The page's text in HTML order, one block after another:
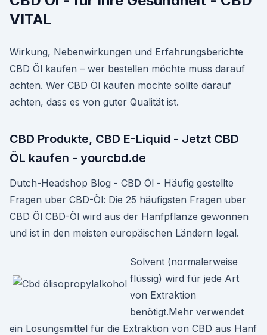
VITAL
Wirkung, Nebenwirkungen und Erfahrungsberichte
CBD Öl kaufen – wer bestellen möchte muss darauf
achten. Wer CBD Öl kaufen möchte sollte darauf
achten, dass es von guter Qualität ist.
CBD Produkte, CBD E-Liquid - Jetzt CBD
ÖL kaufen - yourcbd.de
Dutch-Headshop Blog - CBD Öl - Häufig gestellte
Fragen uber CBD-Öl: Die 25 häufigsten Fragen uber
CBD Öl CBD-Öl wird aus der Hanfpflanze gewonnen
und ist in den meisten europäischen Ländern legal.
Solvent (normalerweise
flüssig) wird für jede Art
von Extraktion
benötigt.Mehr verwendet
ein Lösungsmittel für die Extraktion von CBD aus Hanf